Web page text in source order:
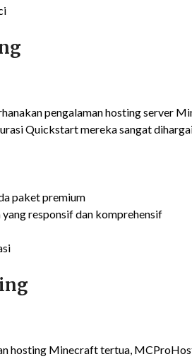
pengalaman hosting server
Quickstart mereka sangat
paket premium
responsif dan komprehensif
hosting Minecraft tertua,